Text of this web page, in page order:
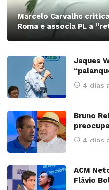
Marcelo Carvalho
Roma e associa PL a
Jaques
4 dias
Bruno
4 dias
ACM
Flávio